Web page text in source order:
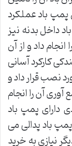
باد عملکرد
داخل بدنه نیز
داد و از آن
کارکرد آسانی
نصب قرار داد و
آن را انجام
دارای پمپ باد
باد پدالی می
نیازی به خرید